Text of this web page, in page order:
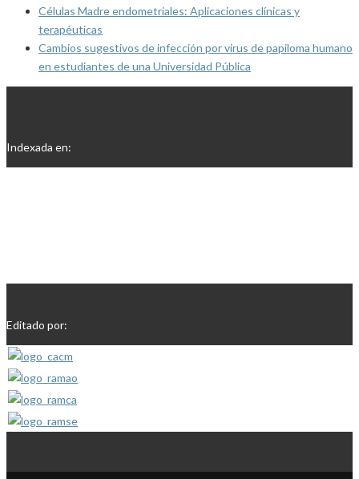
Células Madre endometriales: Aplicaciones clínicas y
terapéuticas
Cambios sugestivos de infección por virus de papiloma humano
en estudiantes de una Universidad Pública
Indexada en:
Editado por: